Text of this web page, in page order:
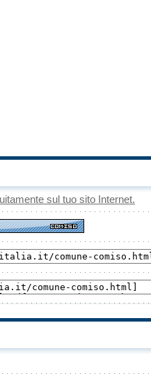
sul tuo sito Internet.